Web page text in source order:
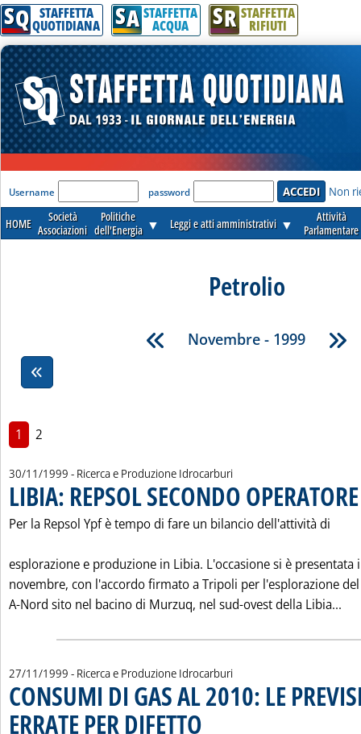
SQ STAFFETTA
QUOTIDIANA SA STAFFETTA
ACQUA SR STAFFETTA
RIFIUTI
'Modulo Login per accedere'
Username password Non
HOME
Società
Associazioni
Politiche
dell'Energia ▼ Leggi e atti amministrativi ▼
Attività
Parlamentare
Petrolio
Novembre - 1999
1 2
30/11/1999 - Ricerca e Produzione Idrocarburi
LIBIA: REPSOL SECONDO
Per la Repsol Ypf è tempo di fare un bilancio dell'attività di
esplorazione e produzione in Libia. L'occasione si è presentata
novembre, con l'accordo firmato a Tripoli per l'esplorazione
A-Nord sito nel bacino di Murzuq, nel sud-ovest della Libia...
27/11/1999 - Ricerca e Produzione Idrocarburi
CONSUMI DI GAS AL 2010: LE
ERRATE PER DIFETTO